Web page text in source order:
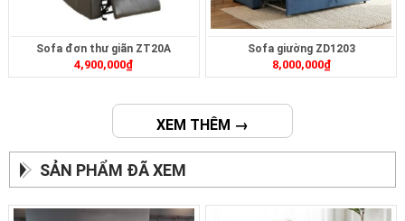
Sofa đơn thư giãn ZT20A
4,900,000₫
Sofa giường ZD1203
8,000,000₫
XEM THÊM →
SẢN PHẨM ĐÃ XEM